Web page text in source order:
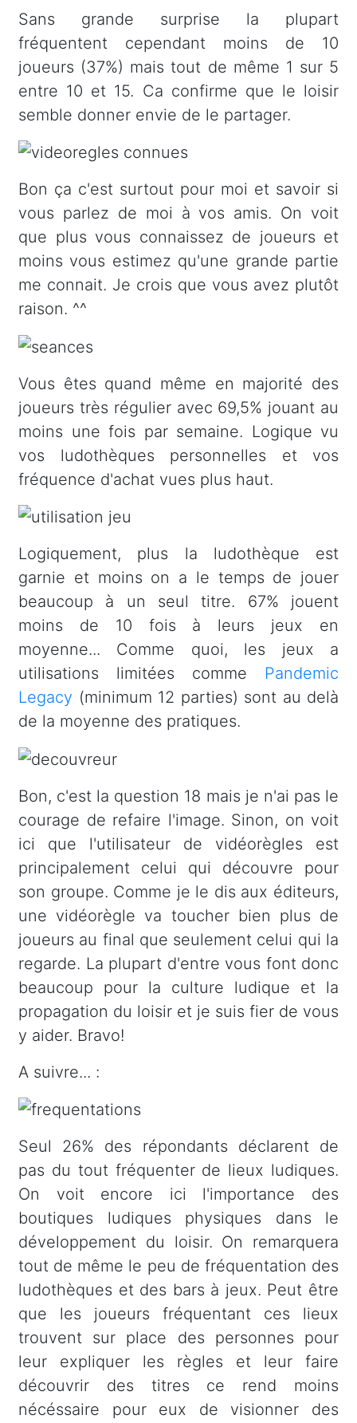
Sans grande surprise la plupart
fréquentent cependant moins de 10
joueurs (37%) mais tout de même 1 sur 5
entre 10 et 15. Ca confirme que le loisir
semble donner envie de le partager.
Bon ça c'est surtout pour moi et savoir si
vous parlez de moi à vos amis. On voit
que plus vous connaissez de joueurs et
moins vous estimez qu'une grande partie
me connait. Je crois que vous avez plutôt
raison. ^^
Vous êtes quand même en majorité des
joueurs très régulier avec 69,5% jouant au
moins une fois par semaine. Logique vu
vos ludothèques personnelles et vos
fréquence d'achat vues plus haut.
Logiquement, plus la ludothèque est
garnie et moins on a le temps de jouer
beaucoup à un seul titre. 67% jouent
moins de 10 fois à leurs jeux en
moyenne... Comme quoi, les jeux a
utilisations limitées comme Pandemic
Legacy (minimum 12 parties) sont au delà
de la moyenne des pratiques.
Bon, c'est la question 18 mais je n'ai pas le
courage de refaire l'image. Sinon, on voit
ici que l'utilisateur de vidéorègles est
principalement celui qui découvre pour
son groupe. Comme je le dis aux éditeurs,
une vidéorègle va toucher bien plus de
joueurs au final que seulement celui qui la
regarde. La plupart d'entre vous font donc
beaucoup pour la culture ludique et la
propagation du loisir et je suis fier de vous
y aider. Bravo!
A suivre... :
Seul 26% des répondants déclarent de
pas du tout fréquenter de lieux ludiques.
On voit encore ici l'importance des
boutiques ludiques physiques dans le
développement du loisir. On remarquera
tout de même le peu de fréquentation des
ludothèques et des bars à jeux. Peut être
que les joueurs fréquentant ces lieux
trouvent sur place des personnes pour
leur expliquer les règles et leur faire
découvrir des titres ce rend moins
nécéssaire pour eux de visionner des